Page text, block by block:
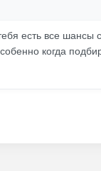
есть все шансы
когда